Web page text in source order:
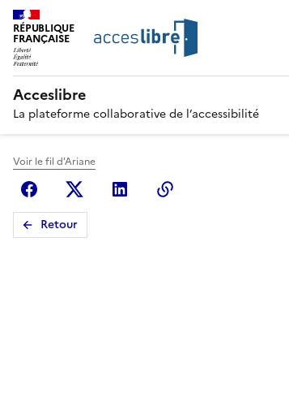
RÉPUBLIQUE
FRANÇAISE
Acceslibre
La plateforme collaborative de l’accessibilité
Voir le fil d'Ariane
FacebookX (anciennement Twitter)
Linkedin
Retour